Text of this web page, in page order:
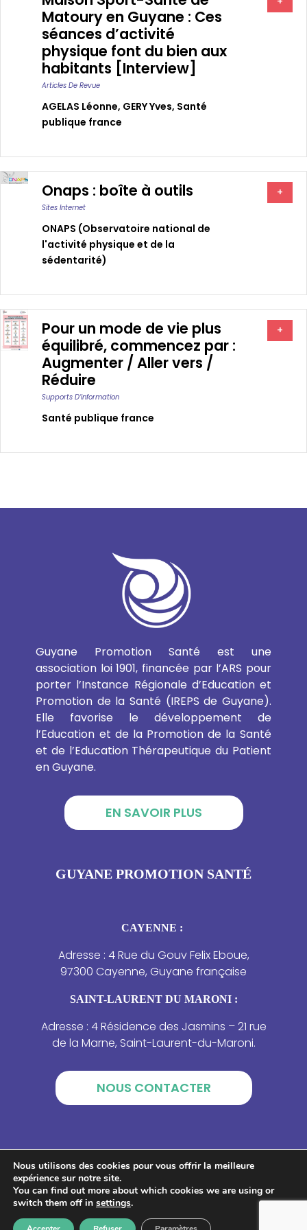
Matoury en Guyane : Ces
séances d’activité
physique font du bien aux
habitants [Interview]
Articles De Revue
AGELAS Léonne, GERY Yves, Santé
publique france
Onaps : boîte à outils
Sites Internet
ONAPS (Observatoire national de
l'activité physique et de la
sédentarité)
+
Pour un mode de vie plus
équilibré, commencez par :
Augmenter / Aller vers /
Réduire
Supports D’information
Santé publique france
+
Guyane Promotion Santé est une
association loi 1901, financée par l’ARS pour
porter l’Instance Régionale d’Education et
Promotion de la Santé (IREPS de Guyane).
Elle favorise le développement de
l’Education et de la Promotion de la Santé
et de l’Education Thérapeutique du Patient
en Guyane.
EN SAVOIR PLUS
GUYANE PROMOTION SANTÉ
CAYENNE :
Adresse : 4 Rue du Gouv Felix Eboue,
97300 Cayenne, Guyane française
SAINT-LAURENT DU MARONI :
Adresse : 4 Résidence des Jasmins – 21 rue
de la Marne, Saint-Laurent-du-Maroni.
NOUS CONTACTER
Nous utilisons des cookies pour vous offrir la meilleure
expérience sur notre site.
You can find out more about which cookies we are using or
switch them off in settings.